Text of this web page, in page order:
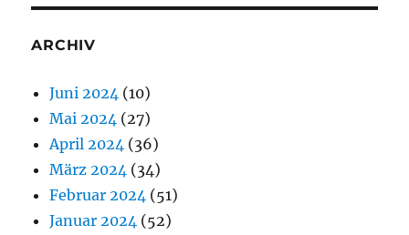
ARCHIV
Juni 2024 (10)
Mai 2024 (27)
April 2024 (36)
März 2024 (34)
Februar 2024 (51)
Januar 2024 (52)